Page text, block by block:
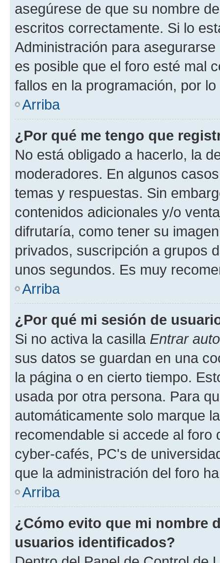
asegúrese de que su nombre
escritos correctamente. Si lo
Administración para
es posible que el foro esté mal
fallos en la programación, por
Arriba
¿Por qué me tengo que
No está obligado a hacerlo, la
moderadores. En algunos
temas y respuestas. Sin
contenidos adicionales y/o
difrutaría, como tener su
privados, suscripción a grupos
unos segundos. Es muy
Arriba
¿Por qué mi sesión de
Si no activa la casilla Entrar
sus datos se guardan en una
la página o en cierto tiempo.
usada por otra persona. Para
automáticamente solo marque
recomendable si accede al foro
cyber-cafés, PC's de
que la administración del foro
Arriba
¿Cómo evito que mi nombre
usuarios identificados?